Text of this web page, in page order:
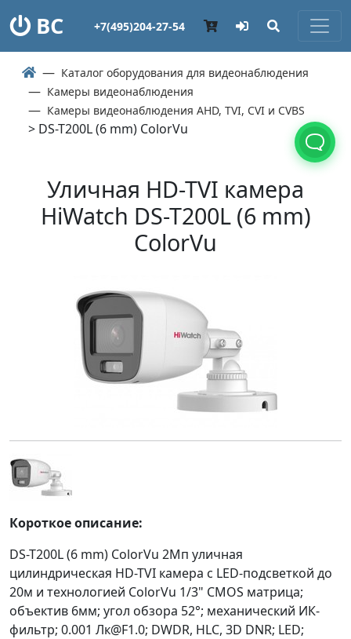
ВС +7(495)204-27-54
Каталог оборудования для видеонаблюдения
Камеры видеонаблюдения
Камеры видеонаблюдения AHD, TVI, CVI и CVBS
> DS-T200L (6 mm) ColorVu
Уличная HD-TVI камера
HiWatch DS-T200L (6 mm)
ColorVu
Короткое описание:
DS-T200L (6 mm) ColorVu 2Мп уличная
цилиндрическая HD-TVI камера с LED-подсветкой до
20м и технологией ColorVu 1/3" CMOS матрица;
объектив 6мм; угол обзора 52°; механический ИК-
фильтр; 0.001 Лк@F1.0; DWDR, HLC, 3D DNR; LED;